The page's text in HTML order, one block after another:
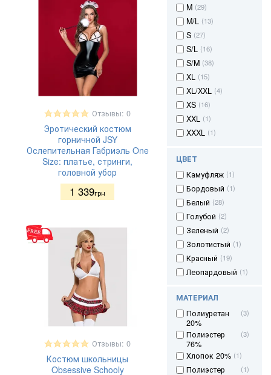
M (29)
M/L (13)
S (27)
S/L (16)
S/M (38)
XL (15)
XL/XXL (4)
XS (16)
XXL (1)
XXXL (1)
ЦВЕТ
Камуфляж (1)
Бордовый (1)
Белый (28)
Голубой (2)
Зеленый (2)
Золотистый (1)
Красный (19)
Леопардовый (1)
Розовый
Серебристый (2)
Серый
Синий
Черный (68)
МАТЕРИАЛ
Полиуретан
20%
(3)
Полиэстер
76%
(3)
Хлопок 20% (1)
Полиэстер
(1)
Отзывы: 0
Эротический костюм
горничной JSY
Ослепительная Габриэль One
Size: платье, стринги,
головной убор
1 339грн
Отзывы: 0
Костюм школьницы
Obsessive Schooly